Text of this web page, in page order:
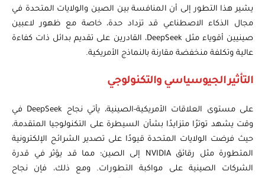
يشير هذا التطور إلى أن المنافسة بين الصين والولايات المتحدة في
مجال الذكاء الاصطناعي قد تزداد حدة، خاصة مع ظهور لاعبين
صينيين أقوياء مثل DeepSeek، القادرين على تقديم بدائل ذات كفاءة
عالية وتكلفة منخفضة مقارنة بالنماذج الأمريكية.
التأثير الجيوسياسي والتكنولوجي
على مستوى العلاقات الأمريكية-الصينية، يأتي نجاح DeepSeek في
وقت يشهد توترًا متزايدًا بشأن السيطرة على التكنولوجيا المتقدمة،
حيث فرضت الولايات المتحدة قيودًا على تصدير الشرائح الإلكترونية
المتطورة مثل رقائق NVIDIA إلى الصين؛ مما قد يؤثر في قدرة
الشركات الصينية على مواكبة التطورات. ومع ذلك، فإن نجاح